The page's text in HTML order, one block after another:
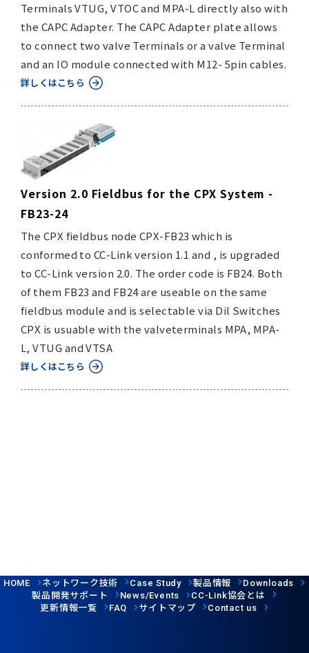
Terminals VTUG, VTOC and MPA-L directly also with
the CAPC Adapter. The CAPC Adapter plate allows
to connect two valve Terminals or a valve Terminal
and an IO module connected with M12- 5pin cables.
詳しくはこちら
Version 2.0 Fieldbus for the CPX System -
FB23-24
The CPX fieldbus node CPX-FB23 which is
conformed to CC-Link version 1.1 and , is upgraded
to CC-Link version 2.0. The order code is FB24. Both
of them FB23 and FB24 are useable on the same
fieldbus module and is selectable via Dil Switches
CPX is usuable with the valveterminals MPA, MPA-
L, VTUG and VTSA
詳しくはこちら
HOME ネットワーク技術 Case Study 製品情報 Downloads
製品開発サポート News/Events CC-Link協会とは
更新情報一覧
FAQ サイトマップ Contact us